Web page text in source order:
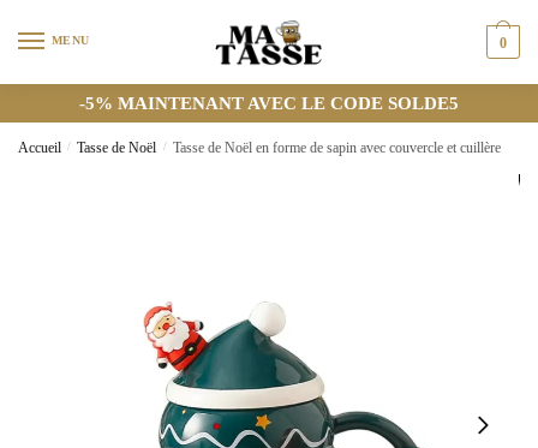
MENU 0
-5% MAINTENANT AVEC LE CODE SOLDE5
Accueil / Tasse de Noël / Tasse de Noël en forme de sapin avec couvercle et cuillère